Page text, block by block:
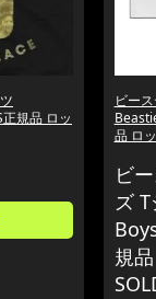
規品 ロッ
ビー
品 ロ
ビ
ズ
規品